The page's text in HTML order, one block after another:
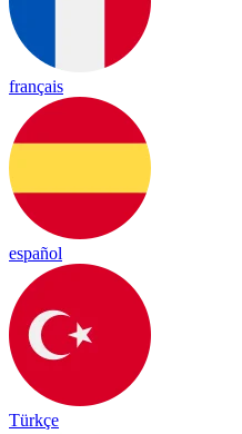
français
español
Türkçe